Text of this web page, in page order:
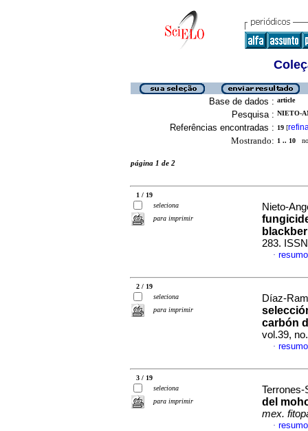
Base de dados : article
Pesquisa : NIETO-
Referências encontradas : 19 [
Mostrando: 1 .. 10
página 1 de 2
1 / 19
seleciona
para imprimir
Nieto-
283.
·
2 / 19
seleciona
para imprimir
Díaz-
carbón
vol.39,
·
3 / 19
seleciona
para imprimir
del
mex.
·